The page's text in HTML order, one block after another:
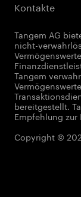
Kontakte
Tangem AG
nicht-
Tangem
bereitgestellt.
Empfehlung